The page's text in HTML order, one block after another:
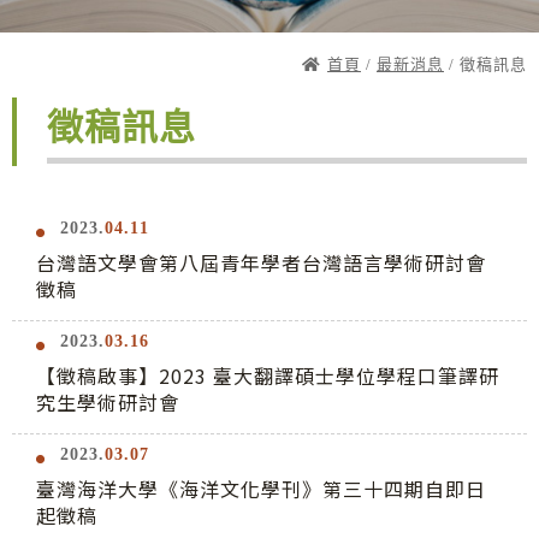
首頁 / 最新消息 / 徵稿訊息
徵稿訊息
2023.04.11
台灣語文學會第八屆青年學者台灣語言學術研討會
徵稿
2023.03.16
【徵稿啟事】2023 臺大翻譯碩士學位學程口筆譯研
究生學術研討會
2023.03.07
臺灣海洋大學《海洋文化學刊》第三十四期自即日
起徵稿